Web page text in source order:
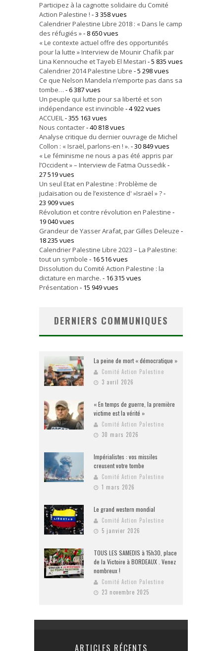
Participez à la cagnotte solidaire du Comité
Action Palestine ! - 3 358 vues
Calendrier Palestine Libre 2018 : « Dans le camp
des réfugiés »- 8 650 vues
« Le contexte actuel offre des opportunités
pour la lutte » Interview de Mounir Chafik par
Lina Kennouche et Tayeb El Mestari - 5 835 vues
Calendrier 2014 Palestine Libre - 5 298 vues
Ce que Nelson Mandela n’emporte pas dans sa
tombe… - 6 387 vues
Un peuple qui lutte pour sa liberté et son
indépendance est invincible - 4 922 vues
ACCUEIL- 355 163 vues
Nous contacter- 40 818 vues
Analyse critique du dernier ouvrage de Michel
Collon : « Israël, parlons-en ! ». - 30 849 vues
« Le féminisme ne nous a pas été appris par
l’Occident » – Interview de Fatma Oussedik-
27 519 vues
Un seul Etat en Palestine : Problème de
judaïsation ou de l’existence d' »Israël » ?-
23 909 vues
Révolution et contre révolution en Palestine -
19 040 vues
Grandeur de Yasser Arafat, par Gilles Deleuze -
18 235 vues
Calendrier Palestine Libre 2023 – La Palestine:
tout un symbole - 16 516 vues
Dissolution du Comité Action Palestine : la
dictature en marche. - 16 315 vues
Présentation - 15 949 vues
DERNIERS COMMUNIQUES
La peine de mort « démocratique »
Comité Action Palestine
3 avril 2026
« En temps de guerre, la première
victime est la vérité »
Comité Action Palestine
30 mars 2026
Impérialistes : vos missiles
creusent votre tombe
Comité Action Palestine
1 mars 2026
Le grand western mondial
Comité Action Palestine
5 janvier 2026
TOUS LES SAMEDIS à 15h30, place
de la Victoire à BORDEAUX . Venez
nombreux !
Comité Action Palestine
23 novembre 2025
ARTICLES RÉCENTS